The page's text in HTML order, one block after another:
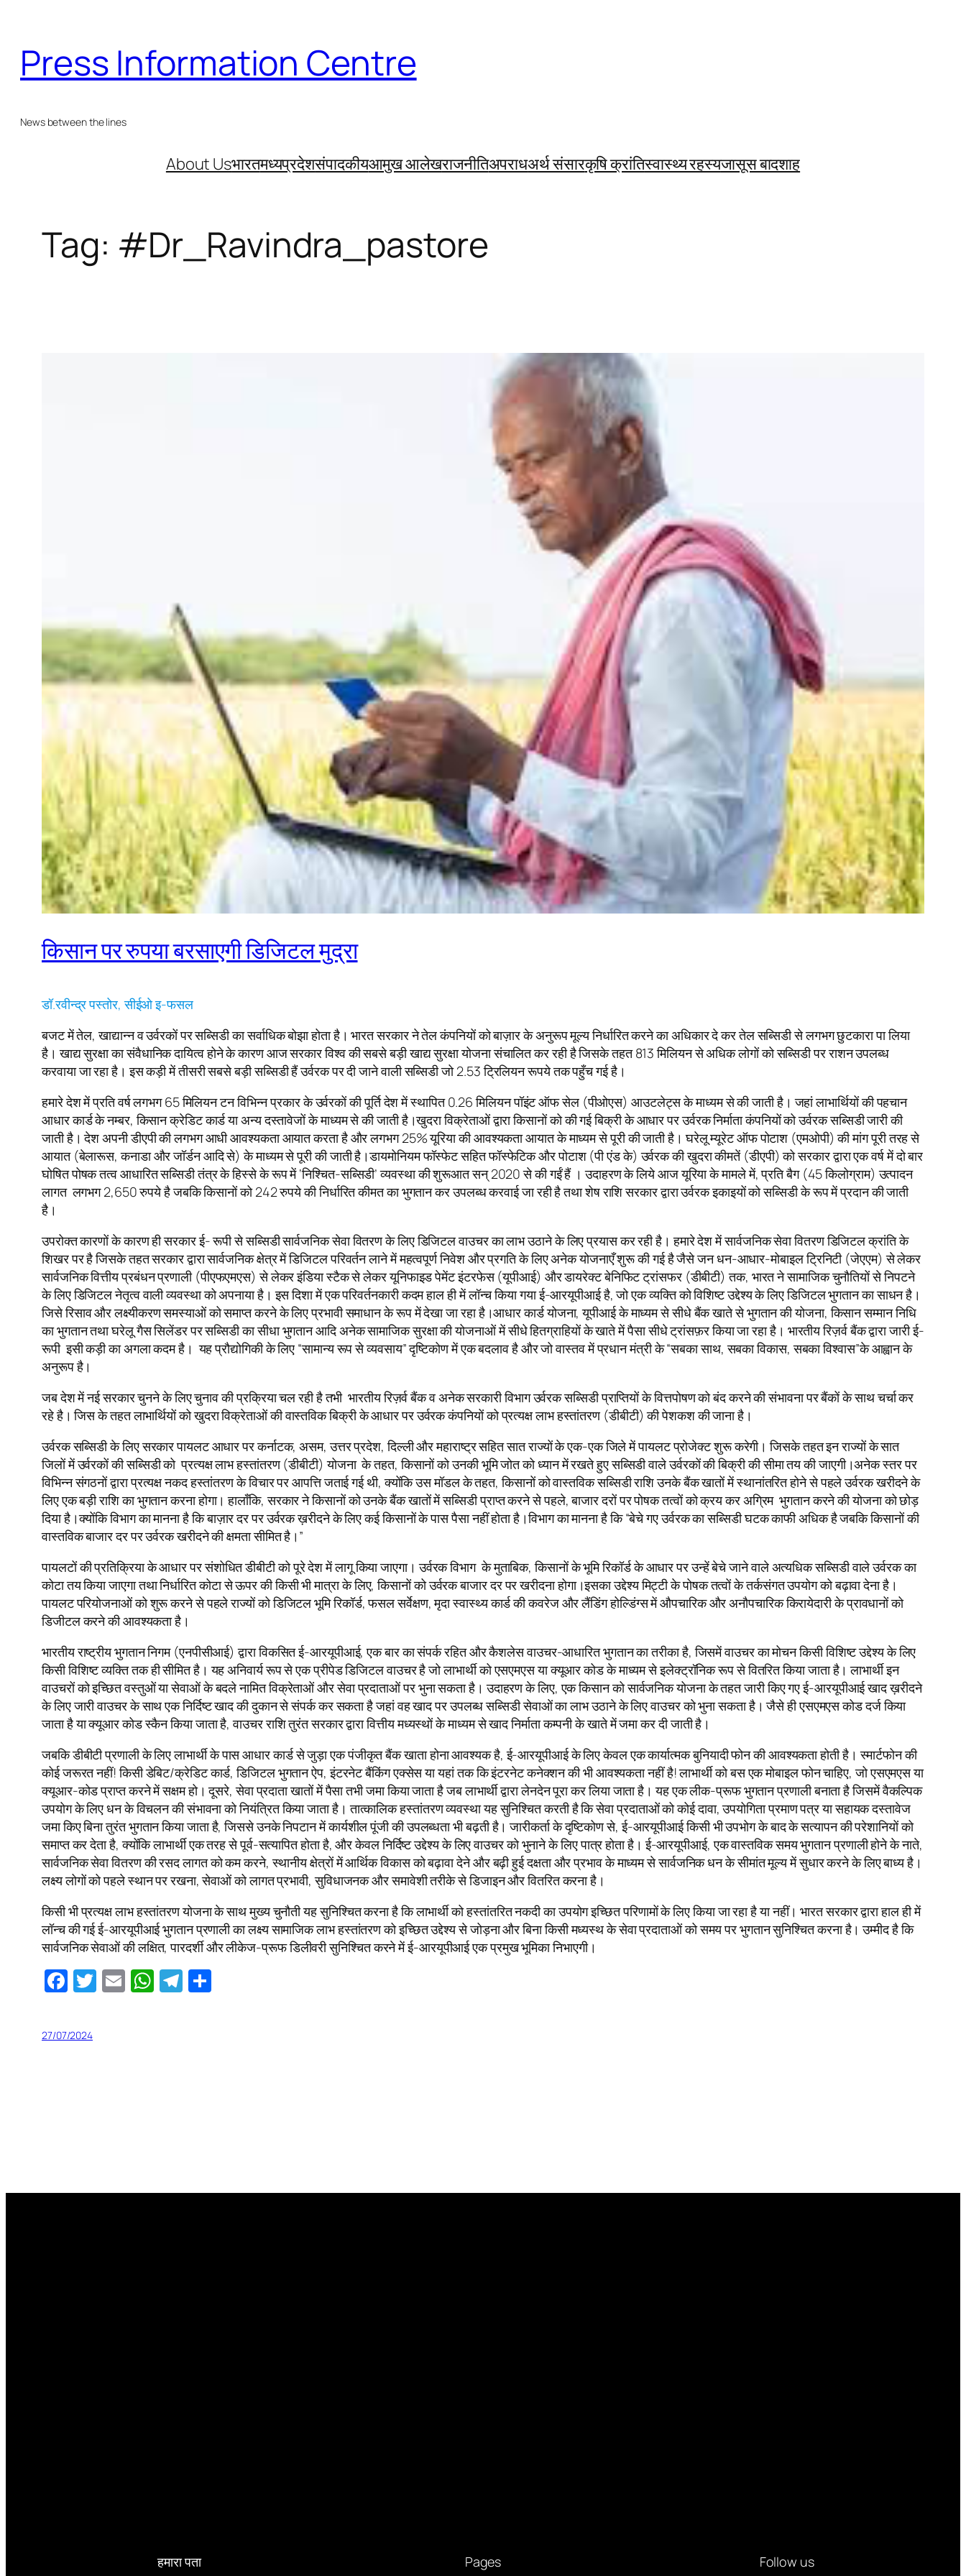
content
Press Information Centre
News between the lines
About Usभारतमध्यप्रदेशसंपादकीयआमुख आलेखराजनीतिअपराधअर्थ संसारकृषि क्रांतिस्वास्थ्य रहस्यजासूस बादशाह
Tag: #Dr_Ravindra_pastore
किसान पर रुपया बरसाएगी डिजिटल मुद्रा
डॉ.रवीन्द्र पस्तोर, सीईओ इ-फसल
बजट में तेल, खाद्यान्न व उर्वरकों पर सब्सिडी का सर्वाधिक बोझा होता है। भारत सरकार ने तेल कंपनियों को बाज़ार के अनुरूप मूल्य निर्धारित करने का अधिकार दे कर तेल सब्सिडी से लगभग छुटकारा पा लिया
है। खाद्य सुरक्षा का संवैधानिक दायित्व होने के कारण आज सरकार विश्व की सबसे बड़ी खाद्य सुरक्षा योजना संचालित कर रही है जिसके तहत 813 मिलियन से अधिक लोगों को सब्सिडी पर राशन उपलब्ध
करवाया जा रहा है। इस कड़ी में तीसरी सबसे बड़ी सब्सिडी हैं उर्वरक पर दी जाने वाली सब्सिडी जो 2.53 ट्रिलियन रूपये तक पहुँच गई है।
हमारे देश में प्रति वर्ष लगभग 65 मिलियन टन विभिन्न प्रकार के उर्वरकों की पूर्ति देश में स्थापित 0.26 मिलियन पॉइंट ऑफ सेल (पीओएस) आउटलेट्स के माध्यम से की जाती है। जहां लाभार्थियों की पहचान
आधार कार्ड के नम्बर, किसान क्रेडिट कार्ड या अन्य दस्तावेजों के माध्यम से की जाती है।खुदरा विक्रेताओं द्वारा किसानों को की गई बिक्री के आधार पर उर्वरक निर्माता कंपनियों को उर्वरक सब्सिडी जारी की
जाती है। देश अपनी डीएपी की लगभग आधी आवश्यकता आयात करता है और लगभग 25% यूरिया की आवश्यकता आयात के माध्यम से पूरी की जाती है। घरेलू म्यूरेट ऑफ पोटाश (एमओपी) की मांग पूरी तरह से
आयात (बेलारूस, कनाडा और जॉर्डन आदि से) के माध्यम से पूरी की जाती है।डायमोनियम फॉस्फेट सहित फॉस्फेटिक और पोटाश (पी एंड के) उर्वरक की खुदरा कीमतें (डीएपी) को सरकार द्वारा एक वर्ष में दो बार
घोषित पोषक तत्व आधारित सब्सिडी तंत्र के हिस्से के रूप में ‘निश्चित-सब्सिडी’ व्यवस्था की शुरूआत सन् 2020 से की गईं हैं । उदाहरण के लिये आज यूरिया के मामले में, प्रति बैग (45 किलोग्राम) उत्पादन
लागत लगभग 2,650 रुपये है जबकि किसानों को 242 रुपये की निर्धारित कीमत का भुगतान कर उपलब्ध करवाई जा रही है तथा शेष राशि सरकार द्वारा उर्वरक इकाइयों को सब्सिडी के रूप में प्रदान की जाती
है।
उपरोक्त कारणों के कारण ही सरकार ई- रूपी से सब्सिडी सार्वजनिक सेवा वितरण के लिए डिजिटल वाउचर का लाभ उठाने के लिए प्रयास कर रही है। हमारे देश में सार्वजनिक सेवा वितरण डिजिटल क्रांति के
शिखर पर है जिसके तहत सरकार द्वारा सार्वजनिक क्षेत्र में डिजिटल परिवर्तन लाने में महत्वपूर्ण निवेश और प्रगति के लिए अनेक योजनाएँ शुरू की गई है जैसे जन धन-आधार-मोबाइल ट्रिनिटी (जेएएम) से लेकर
सार्वजनिक वित्तीय प्रबंधन प्रणाली (पीएफएमएस) से लेकर इंडिया स्टैक से लेकर यूनिफाइड पेमेंट इंटरफेस (यूपीआई) और डायरेक्ट बेनिफिट ट्रांसफर (डीबीटी) तक, भारत ने सामाजिक चुनौतियों से निपटने
के लिए डिजिटल नेतृत्व वाली व्यवस्था को अपनाया है। इस दिशा में एक परिवर्तनकारी कदम हाल ही में लॉन्च किया गया ई-आरयूपीआई है, जो एक व्यक्ति को विशिष्ट उद्देश्य के लिए डिजिटल भुगतान का साधन है।
जिसे रिसाव और लक्ष्यीकरण समस्याओं को समाप्त करने के लिए प्रभावी समाधान के रूप में देखा जा रहा है।आधार कार्ड योजना, यूपीआई के माध्यम से सीधे बैंक खाते से भुगतान की योजना, किसान सम्मान निधि
का भुगतान तथा घरेलू गैस सिलेंडर पर सब्सिडी का सीधा भुगतान आदि अनेक सामाजिक सुरक्षा की योजनाओं में सीधे हितग्राहियों के खाते में पैसा सीधे ट्रांसफ़र किया जा रहा है। भारतीय रिज़र्व बैंक द्वारा जारी ई-
रूपी इसी कड़ी का अगला कदम है। यह प्रौद्योगिकी के लिए “सामान्य रूप से व्यवसाय” दृष्टिकोण में एक बदलाव है और जो वास्तव में प्रधान मंत्री के “सबका साथ, सबका विकास, सबका विश्वास”के आह्वान के
अनुरूप है।
जब देश में नई सरकार चुनने के लिए चुनाव की प्रक्रिया चल रही है तभी भारतीय रिज़र्व बैंक व अनेक सरकारी विभाग उर्वरक सब्सिडी प्राप्तियों के वित्तपोषण को बंद करने की संभावना पर बैंकों के साथ चर्चा कर
रहे है। जिस के तहत लाभार्थियों को खुदरा विक्रेताओं की वास्तविक बिक्री के आधार पर उर्वरक कंपनियों को प्रत्यक्ष लाभ हस्तांतरण (डीबीटी) की पेशकश की जाना है।
उर्वरक सब्सिडी के लिए सरकार पायलट आधार पर कर्नाटक, असम, उत्तर प्रदेश, दिल्ली और महाराष्ट्र सहित सात राज्यों के एक-एक जिले में पायलट प्रोजेक्ट शुरू करेगी। जिसके तहत इन राज्यों के सात
जिलों में उर्वरकों की सब्सिडी को प्रत्यक्ष लाभ हस्तांतरण (डीबीटी) योजना के तहत, किसानों को उनकी भूमि जोत को ध्यान में रखते हुए सब्सिडी वाले उर्वरकों की बिक्री की सीमा तय की जाएगी।अनेक स्तर पर
विभिन्न संगठनों द्वारा प्रत्यक्ष नकद हस्तांतरण के विचार पर आपत्ति जताई गई थी, क्योंकि उस मॉडल के तहत, किसानों को वास्तविक सब्सिडी राशि उनके बैंक खातों में स्थानांतरित होने से पहले उर्वरक खरीदने के
लिए एक बड़ी राशि का भुगतान करना होगा। हालाँकि, सरकार ने किसानों को उनके बैंक खातों में सब्सिडी प्राप्त करने से पहले, बाजार दरों पर पोषक तत्वों को क्रय कर अग्रिम भुगतान करने की योजना को छोड़
दिया है।क्योंकि विभाग का मानना है कि बाज़ार दर पर उर्वरक ख़रीदने के लिए कई किसानों के पास पैसा नहीं होता है।विभाग का मानना है कि “बेचे गए उर्वरक का सब्सिडी घटक काफी अधिक है जबकि किसानों की
वास्तविक बाजार दर पर उर्वरक खरीदने की क्षमता सीमित है।”
पायलटों की प्रतिक्रिया के आधार पर संशोधित डीबीटी को पूरे देश में लागू किया जाएगा। उर्वरक विभाग के मुताबिक, किसानों के भूमि रिकॉर्ड के आधार पर उन्हें बेचे जाने वाले अत्यधिक सब्सिडी वाले उर्वरक का
कोटा तय किया जाएगा तथा निर्धारित कोटा से ऊपर की किसी भी मात्रा के लिए, किसानों को उर्वरक बाजार दर पर खरीदना होगा।इसका उद्देश्य मिट्टी के पोषक तत्वों के तर्कसंगत उपयोग को बढ़ावा देना है।
पायलट परियोजनाओं को शुरू करने से पहले राज्यों को डिजिटल भूमि रिकॉर्ड, फसल सर्वेक्षण, मृदा स्वास्थ्य कार्ड की कवरेज और लैंडिंग होल्डिंग्स में औपचारिक और अनौपचारिक किरायेदारी के प्रावधानों को
डिजीटल करने की आवश्यकता है।
भारतीय राष्ट्रीय भुगतान निगम (एनपीसीआई) द्वारा विकसित ई-आरयूपीआई, एक बार का संपर्क रहित और कैशलेस वाउचर-आधारित भुगतान का तरीका है, जिसमें वाउचर का मोचन किसी विशिष्ट उद्देश्य के लिए
किसी विशिष्ट व्यक्ति तक ही सीमित है। यह अनिवार्य रूप से एक प्रीपेड डिजिटल वाउचर है जो लाभार्थी को एसएमएस या क्यूआर कोड के माध्यम से इलेक्ट्रॉनिक रूप से वितरित किया जाता है। लाभार्थी इन
वाउचरों को इच्छित वस्तुओं या सेवाओं के बदले नामित विक्रेताओं और सेवा प्रदाताओं पर भुना सकता है। उदाहरण के लिए, एक किसान को सार्वजनिक योजना के तहत जारी किए गए ई-आरयूपीआई खाद ख़रीदने
के लिए जारी वाउचर के साथ एक निर्दिष्ट खाद की दुकान से संपर्क कर सकता है जहां वह खाद पर उपलब्ध सब्सिडी सेवाओं का लाभ उठाने के लिए वाउचर को भुना सकता है। जैसे ही एसएमएस कोड दर्ज किया
जाता है या क्यूआर कोड स्कैन किया जाता है, वाउचर राशि तुरंत सरकार द्वारा वित्तीय मध्यस्थों के माध्यम से खाद निर्माता कम्पनी के खाते में जमा कर दी जाती है।
जबकि डीबीटी प्रणाली के लिए लाभार्थी के पास आधार कार्ड से जुड़ा एक पंजीकृत बैंक खाता होना आवश्यक है, ई-आरयूपीआई के लिए केवल एक कार्यात्मक बुनियादी फोन की आवश्यकता होती है। स्मार्टफोन की
कोई जरूरत नहीं! किसी डेबिट/क्रेडिट कार्ड, डिजिटल भुगतान ऐप, इंटरनेट बैंकिंग एक्सेस या यहां तक कि इंटरनेट कनेक्शन की भी आवश्यकता नहीं है! लाभार्थी को बस एक मोबाइल फोन चाहिए, जो एसएमएस या
क्यूआर-कोड प्राप्त करने में सक्षम हो। दूसरे, सेवा प्रदाता खातों में पैसा तभी जमा किया जाता है जब लाभार्थी द्वारा लेनदेन पूरा कर लिया जाता है। यह एक लीक-प्रूफ भुगतान प्रणाली बनाता है जिसमें वैकल्पिक
उपयोग के लिए धन के विचलन की संभावना को नियंत्रित किया जाता है। तात्कालिक हस्तांतरण व्यवस्था यह सुनिश्चित करती है कि सेवा प्रदाताओं को कोई दावा, उपयोगिता प्रमाण पत्र या सहायक दस्तावेज
जमा किए बिना तुरंत भुगतान किया जाता है, जिससे उनके निपटान में कार्यशील पूंजी की उपलब्धता भी बढ़ती है। जारीकर्ता के दृष्टिकोण से, ई-आरयूपीआई किसी भी उपभोग के बाद के सत्यापन की परेशानियों को
समाप्त कर देता है, क्योंकि लाभार्थी एक तरह से पूर्व-सत्यापित होता है, और केवल निर्दिष्ट उद्देश्य के लिए वाउचर को भुनाने के लिए पात्र होता है। ई-आरयूपीआई, एक वास्तविक समय भुगतान प्रणाली होने के नाते,
सार्वजनिक सेवा वितरण की रसद लागत को कम करने, स्थानीय क्षेत्रों में आर्थिक विकास को बढ़ावा देने और बढ़ी हुई दक्षता और प्रभाव के माध्यम से सार्वजनिक धन के सीमांत मूल्य में सुधार करने के लिए बाध्य है।
लक्ष्य लोगों को पहले स्थान पर रखना, सेवाओं को लागत प्रभावी, सुविधाजनक और समावेशी तरीके से डिजाइन और वितरित करना है।
किसी भी प्रत्यक्ष लाभ हस्तांतरण योजना के साथ मुख्य चुनौती यह सुनिश्चित करना है कि लाभार्थी को हस्तांतरित नकदी का उपयोग इच्छित परिणामों के लिए किया जा रहा है या नहीं। भारत सरकार द्वारा हाल ही में
लॉन्च की गई ई-आरयूपीआई भुगतान प्रणाली का लक्ष्य सामाजिक लाभ हस्तांतरण को इच्छित उद्देश्य से जोड़ना और बिना किसी मध्यस्थ के सेवा प्रदाताओं को समय पर भुगतान सुनिश्चित करना है। उम्मीद है कि
सार्वजनिक सेवाओं की लक्षित, पारदर्शी और लीकेज-प्रूफ डिलीवरी सुनिश्चित करने में ई-आरयूपीआई एक प्रमुख भूमिका निभाएगी।
Facebook
Twitter
EmailWhatsApp
Telegram
27/07/2024
हमारा पता Pages Follow us